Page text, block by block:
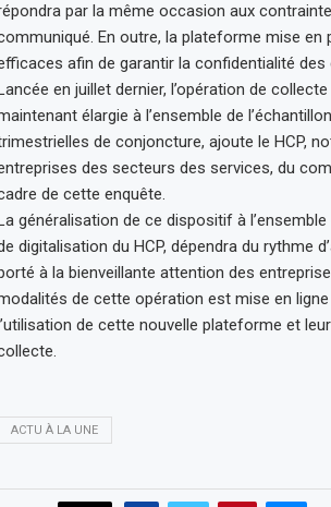
par la même occasion aux
En outre, la plateforme mise
afin de garantir la confidentialité des
en juillet dernier, l’opération de
élargie à l’ensemble de
de conjoncture, ajoute le HCP,
des secteurs des services, du
de cette enquête.
généralisation de ce dispositif à
digitalisation du HCP, dépendra du rythme
à la bienveillante attention des
de cette opération est mise en
de cette nouvelle plateforme et
ACTU À LA UNE